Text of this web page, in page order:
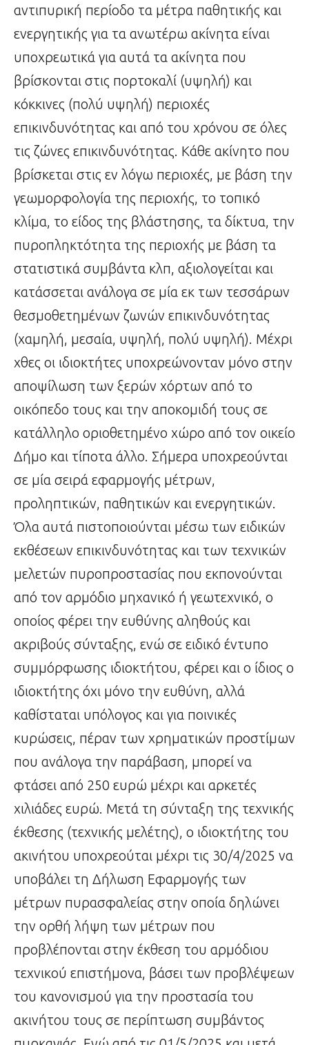
αντιπυρική περίοδο τα μέτρα παθητικής και
ενεργητικής για τα ανωτέρω ακίνητα είναι
υποχρεωτικά για αυτά τα ακίνητα που
βρίσκονται στις πορτοκαλί (υψηλή) και
κόκκινες (πολύ υψηλή) περιοχές
επικινδυνότητας και από του χρόνου σε όλες
τις ζώνες επικινδυνότητας. Κάθε ακίνητο που
βρίσκεται στις εν λόγω περιοχές, με βάση την
γεωμορφολογία της περιοχής, το τοπικό
κλίμα, το είδος της βλάστησης, τα δίκτυα, την
πυροπληκτότητα της περιοχής με βάση τα
στατιστικά συμβάντα κλπ, αξιολογείται και
κατάσσεται ανάλογα σε μία εκ των τεσσάρων
θεσμοθετημένων ζωνών επικινδυνότητας
(χαμηλή, μεσαία, υψηλή, πολύ υψηλή). Μέχρι
χθες οι ιδιοκτήτες υποχρεώνονταν μόνο στην
αποψίλωση των ξερών χόρτων από το
οικόπεδο τους και την αποκομιδή τους σε
κατάλληλο οριοθετημένο χώρο από τον οικείο
Δήμο και τίποτα άλλο. Σήμερα υποχρεούνται
σε μία σειρά εφαρμογής μέτρων,
προληπτικών, παθητικών και ενεργητικών.
Όλα αυτά πιστοποιούνται μέσω των ειδικών
εκθέσεων επικινδυνότητας και των τεχνικών
μελετών πυροπροστασίας που εκπονούνται
από τον αρμόδιο μηχανικό ή γεωτεχνικό, ο
οποίος φέρει την ευθύνης αληθούς και
ακριβούς σύνταξης, ενώ σε ειδικό έντυπο
συμμόρφωσης ιδιοκτήτου, φέρει και ο ίδιος ο
ιδιοκτήτης όχι μόνο την ευθύνη, αλλά
καθίσταται υπόλογος και για ποινικές
κυρώσεις, πέραν των χρηματικών προστίμων
που ανάλογα την παράβαση, μπορεί να
φτάσει από 250 ευρώ μέχρι και αρκετές
χιλιάδες ευρώ. Μετά τη σύνταξη της τεχνικής
έκθεσης (τεχνικής μελέτης), ο ιδιοκτήτης του
ακινήτου υποχρεούται μέχρι τις 30/4/2025 να
υποβάλει τη Δήλωση Εφαρμογής των
μέτρων πυρασφαλείας στην οποία δηλώνει
την ορθή λήψη των μέτρων που
προβλέπονται στην έκθεση του αρμόδιου
τεχνικού επιστήμονα, βάσει των προβλέψεων
του κανονισμού για την προστασία του
ακινήτου τους σε περίπτωση συμβάντος